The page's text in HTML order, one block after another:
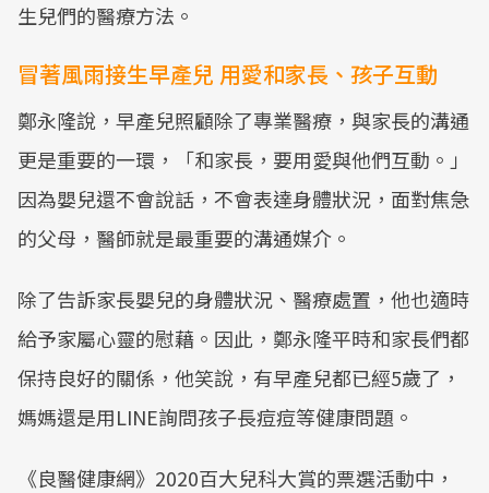
生兒們的醫療方法。
冒著風雨接生早產兒 用愛和家長、孩子互動
鄭永隆說，早產兒照顧除了專業醫療，與家長的溝通
更是重要的一環，「和家長，要用愛與他們互動。」
因為嬰兒還不會說話，不會表達身體狀況，面對焦急
的父母，醫師就是最重要的溝通媒介。
除了告訴家長嬰兒的身體狀況、醫療處置，他也適時
給予家屬心靈的慰藉。因此，鄭永隆平時和家長們都
保持良好的關係，他笑說，有早產兒都已經5歲了，
媽媽還是用LINE詢問孩子長痘痘等健康問題。
《良醫健康網》2020百大兒科大賞的票選活動中，